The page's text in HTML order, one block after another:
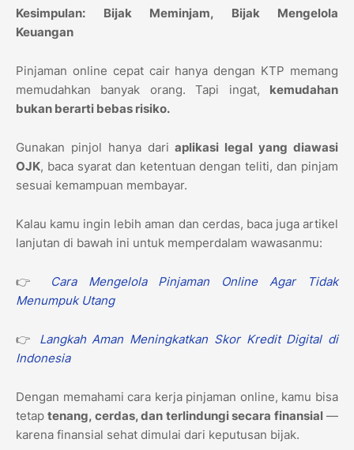
Kesimpulan: Bijak Meminjam, Bijak Mengelola
Keuangan
Pinjaman online cepat cair hanya dengan KTP memang
memudahkan banyak orang. Tapi ingat, kemudahan
bukan berarti bebas risiko.
Gunakan pinjol hanya dariaplikasi legal yang diawasi
OJK, baca syarat dan ketentuan dengan teliti, dan pinjam
sesuai kemampuan membayar.
Kalau kamu ingin lebih aman dan cerdas, baca juga artikel
lanjutan di bawah ini untuk memperdalam wawasanmu:
👉
Cara Mengelola Pinjaman Online Agar Tidak
Menumpuk Utang
👉 Langkah Aman Meningkatkan Skor Kredit Digital di
Indonesia
Dengan memahami cara kerja pinjaman online, kamu bisa
tetaptenang, cerdas, dan terlindungi secara finansial—
karena finansial sehat dimulai dari keputusan bijak.